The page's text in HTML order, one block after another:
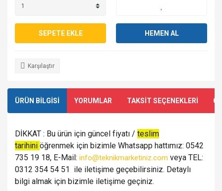
SEPETE EKLE HEMEN AL
Karşılaştır
ÜRÜN BİLGİSİ YORUMLAR TAKSİT SEÇENEKLERİ
DİKKAT : Bu ürün için güncel fiyatı / teslim
tarihini öğrenmek için bizimle Whatsapp hattımız: 0542
735 19 18, E-Mail: info@teknikmarketiniz.com veya TEL:
0312 354 54 51 ile iletişime geçebilirsiniz. Detaylı
bilgi almak için bizimle iletişime geçiniz.